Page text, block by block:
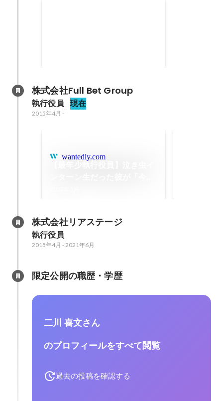
株式会社Full Bet Group
執行役員 現在
2015年4月 -
wantedly.com
株式会社リアステージ
執行役員
2015年4月 - 2021年6月
限定公開の職歴・学歴
二川 喜文さん
のプロフィールをすべて閲覧
過去の投稿を確認する